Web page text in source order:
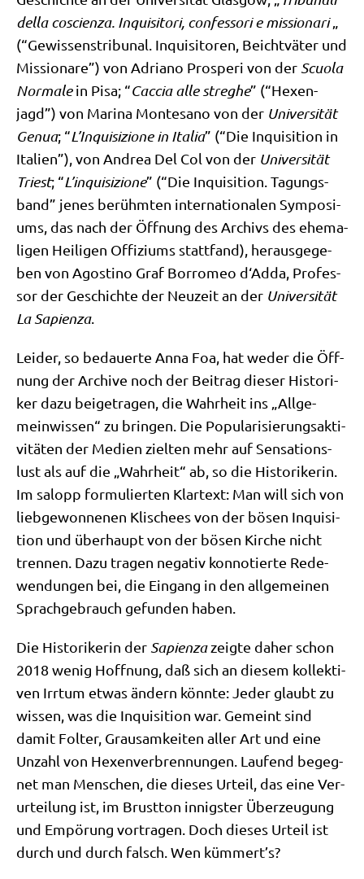
del­la cosci­en­za. Inqui­si­to­ri, con­fes­so­ri e mis­sio­na­ri„
(“Gewis­sens­tri­bu­nal. Inqui­si­to­ren, Beicht­vä­ter und
Mis­sio­na­re”) von Adria­no Pro­spe­ri von der Scuo­la
Nor­ma­lein Pisa; “Cac­cia alle streg­he” (“Hexen­
jagd”) von Mari­na Mon­te­sa­no von der Uni­ver­si­tät
Genua; “L’In­qui­si­zio­ne in Ita­lia” (“Die Inqui­si­ti­on in
Ita­li­en”), von Andrea Del Col von der Uni­ver­si­tät
Tri­est; “L’in­qui­si­zio­ne” (“Die Inqui­si­ti­on. Tagungs­
band” jenes berühm­ten inter­na­tio­na­len Sym­po­si­
ums, das nach der Öff­nung des Archivs des ehe­ma­
li­gen Hei­li­gen Offi­zi­ums statt­fand), her­aus­ge­ge­
ben von Ago­sti­no Graf Bor­ro­meo d‘Adda, Pro­fes­
sor der Geschich­te der Neu­zeit an der Uni­ver­si­tät
La Sapi­en­za.
Lei­der, so bedau­er­te Anna Foa, hat weder die Öff­
nung der Archi­ve noch der Bei­trag die­ser Histo­ri­
ker dazu bei­getra­gen, die Wahr­heit ins „All­ge­
mein­wis­sen“ zu brin­gen. Die Popu­la­ri­sie­rungs­ak­ti­
vi­tä­ten der Medi­en ziel­ten mehr auf Sen­sa­ti­ons­
lust als auf die „Wahr­heit“ ab, so die Histo­ri­ke­rin.
Im salopp for­mu­lier­ten Klar­text: Man will sich von
lieb­ge­won­ne­nen Kli­schees von der bösen Inqui­si­
ti­on und über­haupt von der bösen Kir­che nicht
tren­nen. Dazu tra­gen nega­tiv kon­no­tier­te Rede­
wen­dun­gen bei, die Ein­gang in den all­ge­mei­nen
Sprach­ge­brauch gefun­den haben.
Die Histo­ri­ke­rin der Sapi­en­zazeig­te daher schon
2018 wenig Hoff­nung, daß sich an die­sem kol­lek­ti­
ven Irr­tum etwas ändern könn­te: Jeder glaubt zu
wis­sen, was die Inqui­si­ti­on war. Gemeint sind
damit Fol­ter, Grau­sam­kei­ten aller Art und eine
Unzahl von Hexen­ver­bren­nun­gen. Lau­fend begeg­
net man Men­schen, die die­ses Urteil, das eine Ver­
ur­tei­lung ist, im Brust­ton innig­ster Über­zeu­gung
und Empö­rung vor­tra­gen. Doch die­ses Urteil ist
durch und durch falsch. Wen kümmert’s?